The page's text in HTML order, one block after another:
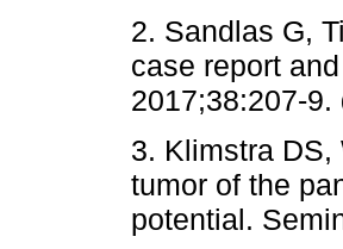
2. Sandlas G,
case report
2017;38:207-
3. Klimstra
tumor of the
potential.